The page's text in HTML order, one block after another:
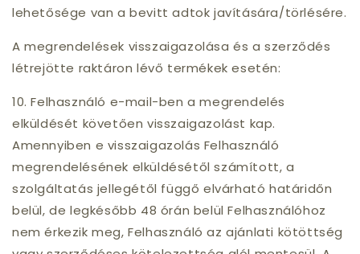
lehetősége van a bevitt adtok javítására/törlésére.
A megrendelések visszaigazolása és a szerződés
létrejötte raktáron lévő termékek esetén:
10. Felhasználó e-mail-ben a megrendelés
elküldését követően visszaigazolást kap.
Amennyiben e visszaigazolás Felhasználó
megrendelésének elküldésétől számított, a
szolgáltatás jellegétől függő elvárható határidőn
belül, de legkésőbb 48 órán belül Felhasználóhoz
nem érkezik meg, Felhasználó az ajánlati kötöttség